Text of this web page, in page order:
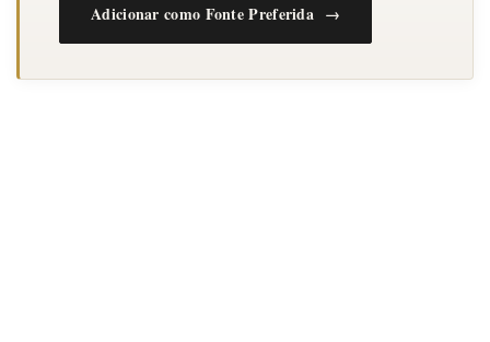
Adicionar como Fonte Preferida →